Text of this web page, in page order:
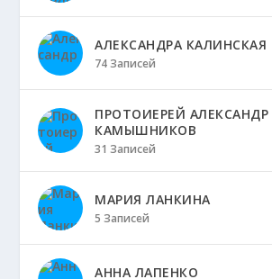
АЛЕКСАНДРА КАЛИНСКАЯ
74 Записей
ПРОТОИЕРЕЙ АЛЕКСАНДР
КАМЫШНИКОВ
31 Записей
МАРИЯ ЛАНКИНА
5 Записей
АННА ЛАПЕНКО